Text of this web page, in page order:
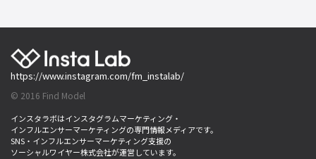
https://www.instagram.com/fm_instalab/
© 2016 Find Model
インスタラボはインスタグラムマーケティング・
インフルエンサーマーケティングの専門情報メディアです。
SNS・インフルエンサーマーケティング支援の
ソーシャルワイヤー株式会社が運営しています。